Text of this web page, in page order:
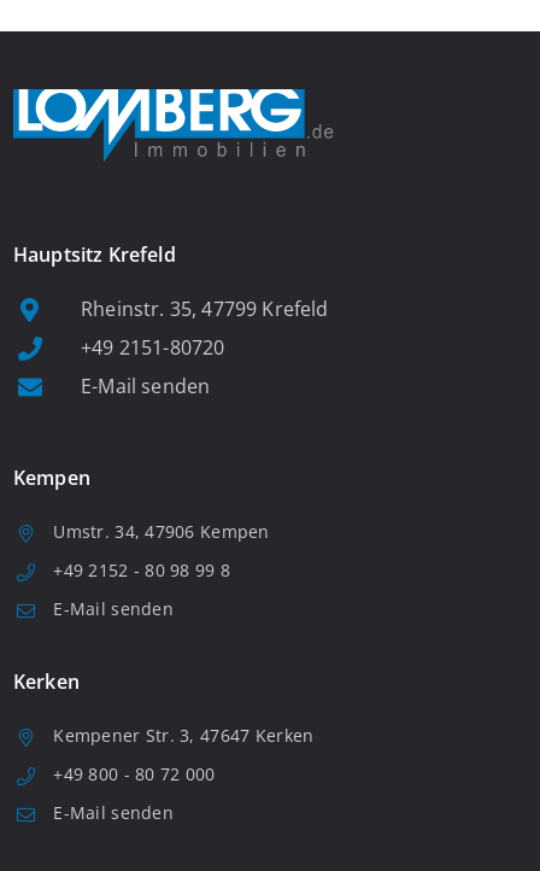
Hauptsitz Krefeld
Rheinstr. 35, 47799 Krefeld
+49 2151-80720
E-Mail senden
Kempen
Umstr. 34, 47906 Kempen
+49 2152 - 80 98 99 8
E-Mail senden
Kerken
Kempener Str. 3, 47647 Kerken
+49 800 - 80 72 000
E-Mail senden